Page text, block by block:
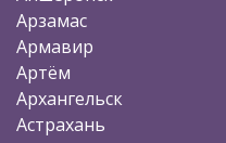
Арзамас
Армавир
Артём
Архангельск
Астрахань